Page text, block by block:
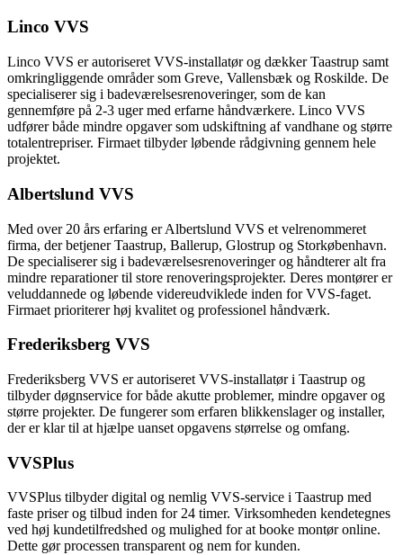
Linco VVS
Linco VVS er autoriseret VVS-installatør og dækker Taastrup samt
omkringliggende områder som Greve, Vallensbæk og Roskilde. De
specialiserer sig i badeværelsesrenoveringer, som de kan
gennemføre på 2-3 uger med erfarne håndværkere. Linco VVS
udfører både mindre opgaver som udskiftning af vandhane og større
totalentrepriser. Firmaet tilbyder løbende rådgivning gennem hele
projektet.
Albertslund VVS
Med over 20 års erfaring er Albertslund VVS et velrenommeret
firma, der betjener Taastrup, Ballerup, Glostrup og Storkøbenhavn.
De specialiserer sig i badeværelsesrenoveringer og håndterer alt fra
mindre reparationer til store renoveringsprojekter. Deres montører er
veluddannede og løbende videreudviklede inden for VVS-faget.
Firmaet prioriterer høj kvalitet og professionel håndværk.
Frederiksberg VVS
Frederiksberg VVS er autoriseret VVS-installatør i Taastrup og
tilbyder døgnservice for både akutte problemer, mindre opgaver og
større projekter. De fungerer som erfaren blikkenslager og installer,
der er klar til at hjælpe uanset opgavens størrelse og omfang.
VVSPlus
VVSPlus tilbyder digital og nemlig VVS-service i Taastrup med
faste priser og tilbud inden for 24 timer. Virksomheden kendetegnes
ved høj kundetilfredshed og mulighed for at booke montør online.
Dette gør processen transparent og nem for kunden.